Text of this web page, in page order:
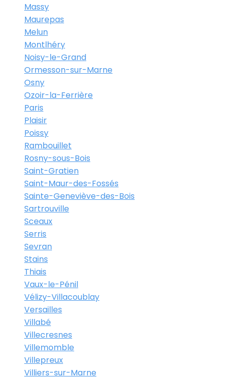
Massy
Maurepas
Melun
Montlhéry
Noisy-le-Grand
Ormesson-sur-Marne
Osny
Ozoir-la-Ferrière
Paris
Plaisir
Poissy
Rambouillet
Rosny-sous-Bois
Saint-Gratien
Saint-Maur-des-Fossés
Sainte-Geneviève-des-Bois
Sartrouville
Sceaux
Serris
Sevran
Stains
Thiais
Vaux-le-Pénil
Vélizy-Villacoublay
Versailles
Villabé
Villecresnes
Villemomble
Villepreux
Villiers-sur-Marne